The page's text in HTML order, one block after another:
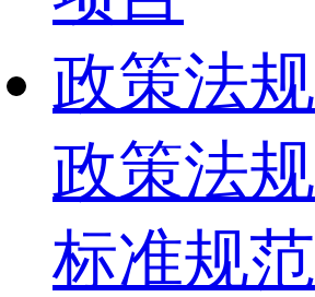
政策法规
政策法规
标准规范